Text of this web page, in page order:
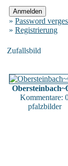
» Password
» Registrierung
Zufallsbild
Kommentare:
pfalzbilder